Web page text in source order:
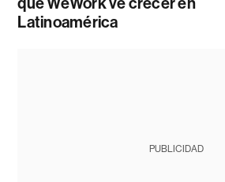
Latinoamérica
PUBLICIDAD